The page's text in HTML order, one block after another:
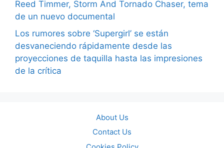
Reed Timmer, Storm And Tornado Chaser, tema
de un nuevo documental
Los rumores sobre ‘Supergirl’ se están
desvaneciendo rápidamente desde las
proyecciones de taquilla hasta las impresiones
de la crítica
About Us
Contact Us